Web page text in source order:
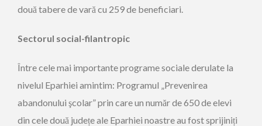
două tabere de vară cu 259 de beneficiari.
Sectorul social-filantropic
Între cele mai importante programe sociale derulate la
nivelul Eparhiei amintim: Programul „Prevenirea
abandonului şcolar” prin care un număr de 650 de elevi
din cele două județe ale Eparhiei noastre au fost sprijiniți